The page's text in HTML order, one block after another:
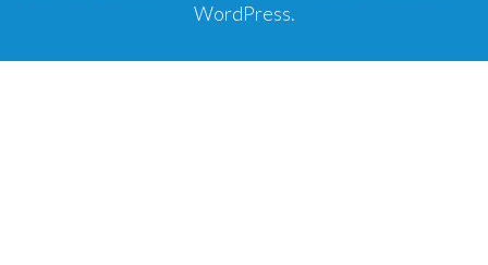
WordPress.